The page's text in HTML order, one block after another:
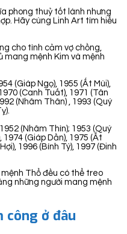
phong thuỷ tốt lành nhưng
Hãy cùng Linh Art tìm hiểu
cho tình cảm vợ chồng,
mang mệnh Kim và mệnh
(Giáp Ngọ), 1955 (Ất Mùi),
(Canh Tuất), 1971 (Tân
(Nhâm Thân) , 1993 (Quý
(Nhâm Thìn); 1953 (Quý
1974 (Giáp Dần), 1975 (Ất
1996 (Bính Tý), 1997 (Đinh
Thổ đều có thể treo
những người mang mệnh
công ở đâu